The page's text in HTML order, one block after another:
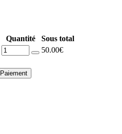
Quantité
Sous total
50.00€
Paiement